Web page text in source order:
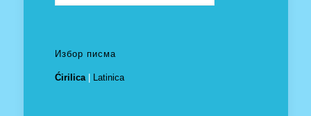
Избор писма
Ćirilica| Latinica